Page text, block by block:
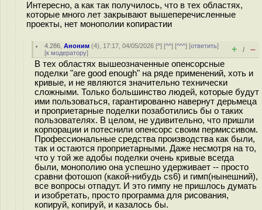
Интересно, а как так получилось, что в тех областях,
которые много лет закрывают вышеперечисленные
проекты, нет монополии копирастии
4.286 ,Аноним (4), 17:17, 04/05/2026 [^] [^^] [^^^] [ответить]
[к модератору] + / –
В тех областях вышеозначенные опенсорсные
поделки "are good enough" на ряде применений, хоть и
кривые, и не являются значительно технически
сложными. Только большинство людей, которые будут
ими пользоваться, гарантированно навернут дерьмеца
и проприетарные поделки позаботились бы о таких
пользователях. В целом, не удивительно, что пришли
корпорации и потеснили опенсорс своим пермиссивом.
Профессиональные средства производства как были,
так и остаются проприетарными. Даже несмотря на то,
что у той же адобы поделки очень кривые всегда
были, монополию она успешно удерживает -- просто
сравни фотошоп (какой-нибудь cs6) и гимп(нынешний),
все вопросы отпадут. И это гимпу не пришлось думать
и изобретать, просто программа для рисования,
копируй, копируй, и казалось бы.